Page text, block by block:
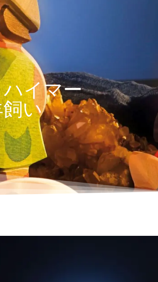
イマー
い